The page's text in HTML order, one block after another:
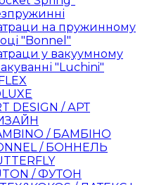
на пружинному
"Bonnel"
у вакуумному
"Luchini"
DESIGN / АРТ
/ БАМБІНО
/ БОННЕЛЬ
/ ФУТОН